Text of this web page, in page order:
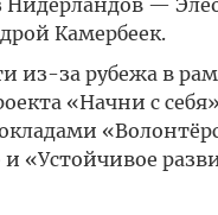
Нидерландов —
Камербеек.
из-за рубежа в
«Начни с себя»
«Устойчивое